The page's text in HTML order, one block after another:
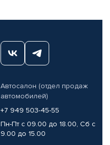
Автосалон (отдел продаж
автомобилей)
+7 949 503-45-55
Пн-Пт с 09.00 до 18.00, Сб с
9.00 до 15.00